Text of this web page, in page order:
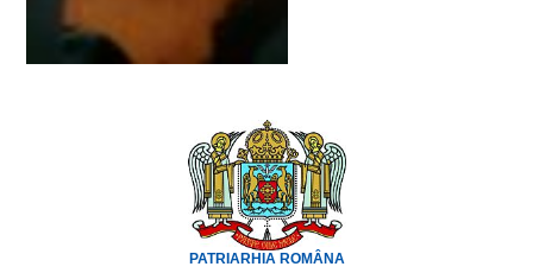
PATRIARHIA ROMÂNA